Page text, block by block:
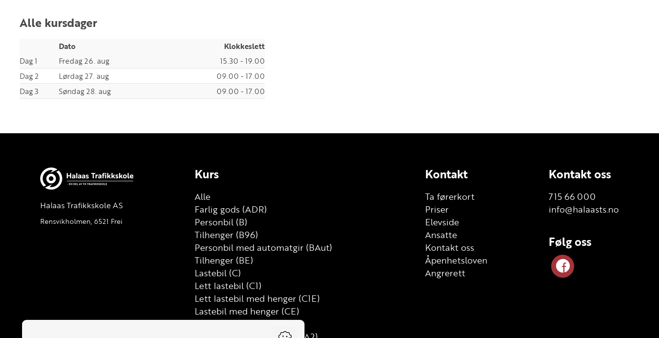
Alle kursdager
Dato
Klokkeslett
Dag 1
Fredag 26. aug
15.30 - 19.00
Dag 2
Lørdag 27. aug
09.00 - 17.00
Dag 3
Søndag 28. aug 09.00 - 17.00
Halaas Trafikkskole AS
Rensvikholmen, 6521 Frei
Kurs
Alle
Farlig gods (ADR)
Personbil (B)
Tilhenger (B96)
Personbil med automatgir (BAut)
Tilhenger (BE)
Lastebil (C)
Lett lastebil (C1)
Lett lastebil med henger (C1E)
Lastebil med henger (CE)
Buss (D)
Kontakt
Ta førerkort
Priser
Elevside
Ansatte
Kontakt oss
Åpenhetsloven
Angrerett
Kontakt oss
715 66 000
info@halaasts.no
Følg oss